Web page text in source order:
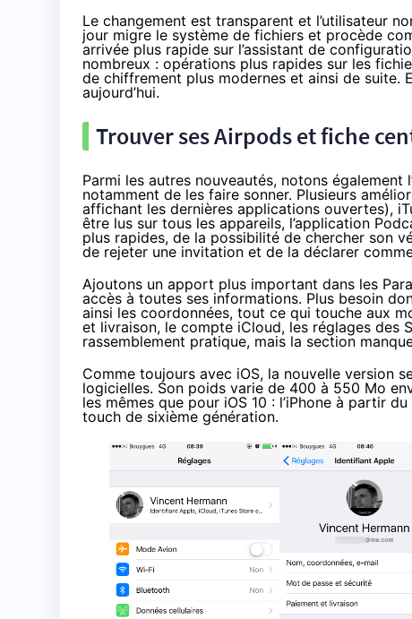
Le changement est transparent et l’utilisateur
jour migre le système de fichiers et procède
arrivée plus rapide sur l’assistant de
nombreux : opérations plus rapides sur les
de chiffrement plus modernes et ainsi de suite.
aujourd’hui.
Trouver ses Airpods et fiche
Parmi les autres nouveautés, notons
notamment de les faire sonner. Plusieurs
affichant les dernières applications ouvertes),
être lus sur tous les appareils, l’application
plus rapides, de la possibilité de chercher son
de rejeter une invitation et de la déclarer
Ajoutons un apport plus important dans les
accès à toutes ses informations. Plus besoin
ainsi les coordonnées, tout ce qui touche aux
et livraison, le compte iCloud, les réglages des
rassemblement pratique, mais la section
Comme toujours avec iOS, la nouvelle version
logicielles. Son poids varie de 400 à 550 Mo
les mêmes que pour iOS 10 : l’iPhone à partir
touch de sixième génération.